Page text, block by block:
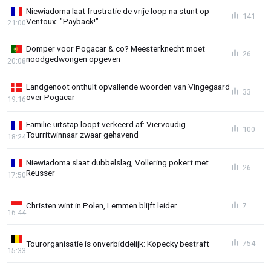
Niewiadoma laat frustratie de vrije loop na stunt op
Ventoux: "Payback!"
21:00
141
Domper voor Pogacar & co? Meesterknecht moet
noodgedwongen opgeven
20:08
26
Landgenoot onthult opvallende woorden van Vingegaard
over Pogacar
19:16
33
Familie-uitstap loopt verkeerd af: Viervoudig
Tourritwinnaar zwaar gehavend
18:24
100
Niewiadoma slaat dubbelslag, Vollering pokert met
Reusser
17:50
26
Christen wint in Polen, Lemmen blijft leider
16:44
7
Tourorganisatie is onverbiddelijk: Kopecky bestraft
15:33
754